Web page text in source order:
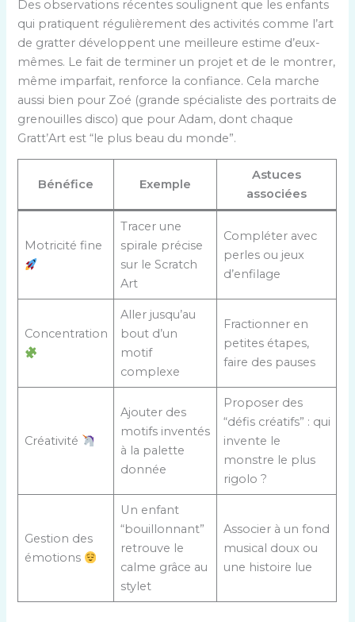
Des observations récentes soulignent que les enfants
qui pratiquent régulièrement des activités comme l’art
de gratter développent une meilleure estime d’eux-
mêmes. Le fait de terminer un projet et de le montrer,
même imparfait, renforce la confiance. Cela marche
aussi bien pour Zoé (grande spécialiste des portraits de
grenouilles disco) que pour Adam, dont chaque
Gratt’Art est “le plus beau du monde”.
Bénéfice Exemple
Astuces
associées
Motricité fine
Tracer une
spirale précise
sur le Scratch
Art
Compléter avec
perles ou jeux
d’enfilage
Concentration
Aller jusqu’au
bout d’un
motif
complexe
Fractionner en
petites étapes,
faire des pauses
Créativité
Ajouter des
motifs inventés
à la palette
donnée
Proposer des
“défis créatifs” : qui
invente le
monstre le plus
rigolo ?
Gestion des
émotions
Un enfant
“bouillonnant”
retrouve le
calme grâce au
stylet
Associer à un fond
musical doux ou
une histoire lue